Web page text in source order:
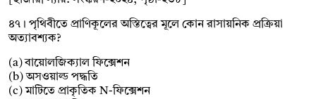
৪৭। পৃথিবীতে প্রাণিকূলের অস্তিত্বের মূলে কোন রাসায়নিক প্রক্রিয়া
অত্যাবশ্যক?
(a) বায়োলজিক্যাল ফিক্সেশন
(b) অসওয়াল্ড পদ্ধতি
(c) মাটিতে প্রাকৃতিক N-ফিক্সেশন